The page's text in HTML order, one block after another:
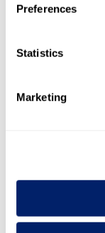
Preferences
Statistics
Marketing